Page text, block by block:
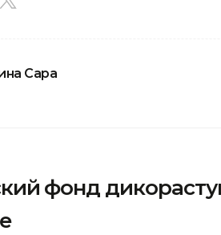
Сара
фонд